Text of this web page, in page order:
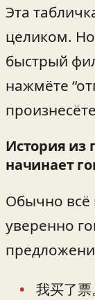
Эта
целиком.
быстрый
нажмёте
История из
начинает
Обычно всё
уверенно
我买了票